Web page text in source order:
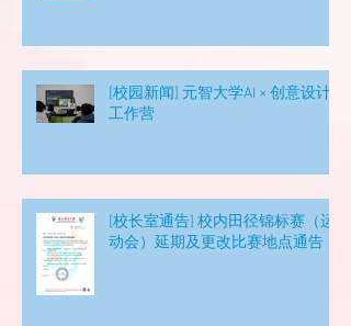
[校园新闻] 元智大学AI × 创意设计
工作营
[校长室通告] 校内田径锦标赛（运
动会）延期及更改比赛地点通告